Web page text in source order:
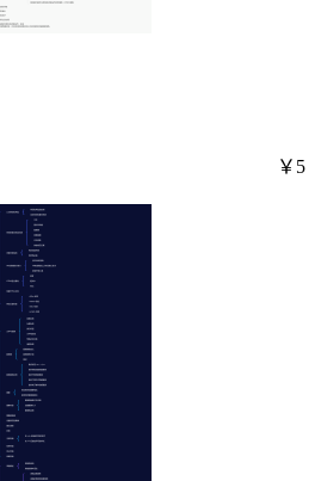
￥5